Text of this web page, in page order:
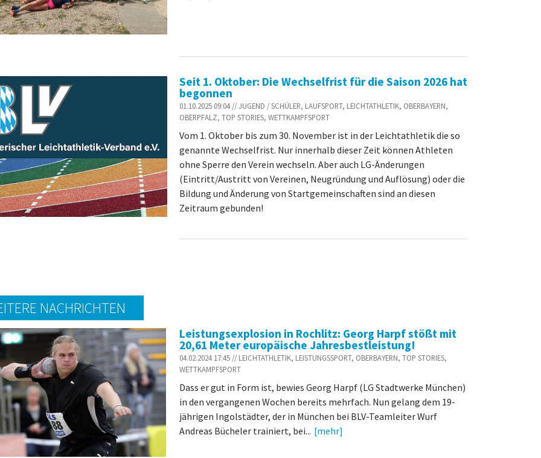
Seit 1. Oktober: Die Wechselfrist für die Saison 2026 hat
begonnen
01.10.2025 09:04 // JUGEND / SCHÜLER, LAUFSPORT, LEICHTATHLETIK, OBERBAYERN,
OBERPFALZ, TOP STORIES, WETTKAMPFSPORT
Vom 1. Oktober bis zum 30. November ist in der Leichtathletik die so
genannte Wechselfrist. Nur innerhalb dieser Zeit können Athleten
ohne Sperre den Verein wechseln. Aber auch LG-Änderungen
(Eintritt/Austritt von Vereinen, Neugründung und Auflösung) oder die
Bildung und Änderung von Startgemeinschaften sind an diesen
Zeitraum gebunden!
NACHRICHTEN
Leistungsexplosion in Rochlitz: Georg Harpf stößt mit
20,61 Meter europäische Jahresbestleistung!
04.02.2024 17:45 // LEICHTATHLETIK, LEISTUNGSSPORT, OBERBAYERN, TOP STORIES,
WETTKAMPFSPORT
Dass er gut in Form ist, bewies Georg Harpf (LG Stadtwerke München)
in den vergangenen Wochen bereits mehrfach. Nun gelang dem 19-
jährigen Ingolstädter, der in München bei BLV-Teamleiter Wurf
Andreas Bücheler trainiert, bei... [mehr]